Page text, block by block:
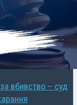
вбивство – суд